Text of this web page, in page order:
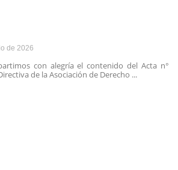
de 2026
con alegría el contenido del Acta n°
de la Asociación de Derecho ...